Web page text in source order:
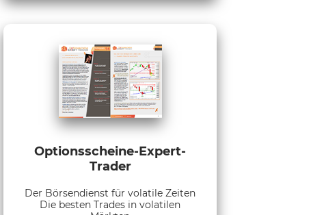
Optionsscheine-Expert-
Trader
Der Börsendienst für volatile Zeiten
Die besten Trades in volatilen